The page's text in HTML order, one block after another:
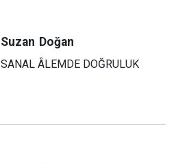
Suzan Doğan
SANAL ÂLEMDE DOĞRULUK